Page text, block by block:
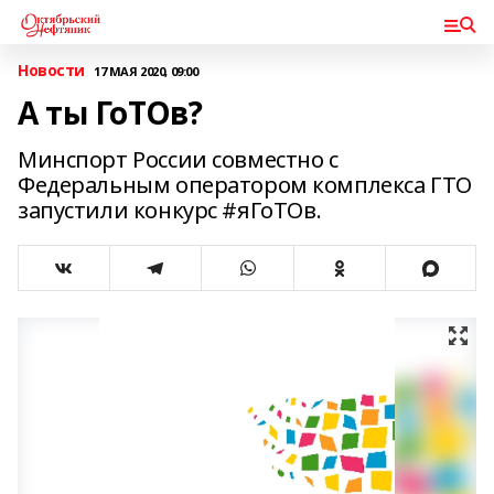
Новости 17 МАЯ 2020, 09:00
А ты ГоТОв?
Минспорт России совместно с
Федеральным оператором комплекса ГТО
запустили конкурс #яГоТОв.